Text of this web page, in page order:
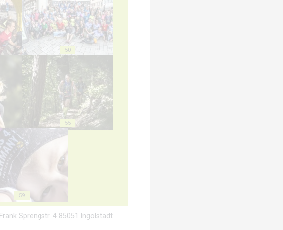
50
55
59
Sprengstr. 4 85051 Ingolstadt